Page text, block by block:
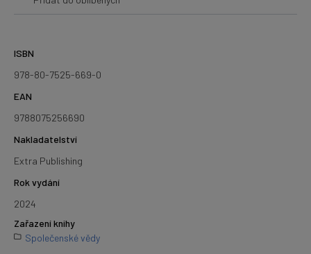
ISBN
978-80-7525-669-0
EAN
9788075256690
Nakladatelství
Extra Publishing
Rok vydání
2024
Zařazení knihy
Společenské vědy